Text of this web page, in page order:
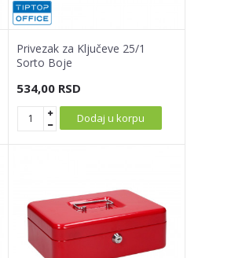
Privezak za Ključeve 25/1
Sorto Boje
534,00 RSD
Dodaj u korpu